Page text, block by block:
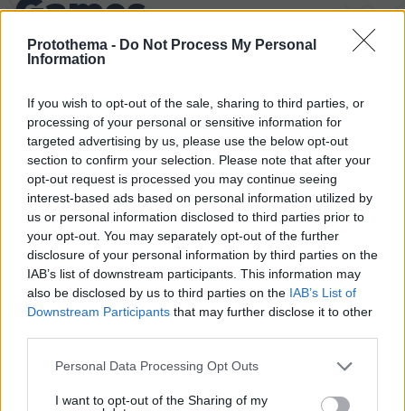
Protothema - Do Not Process My Personal
Information
If you wish to opt-out of the sale, sharing to third parties, or
processing of your personal or sensitive information for
targeted advertising by us, please use the below opt-out
section to confirm your selection. Please note that after your
opt-out request is processed you may continue seeing
interest-based ads based on personal information utilized by
us or personal information disclosed to third parties prior to
your opt-out. You may separately opt-out of the further
disclosure of your personal information by third parties on the
IAB’s list of downstream participants. This information may
also be disclosed by us to third parties on the IAB’s List of
Downstream Participants that may further disclose it to other
Please note that this website/app uses one or more Google
not limited to your visit or usage behaviour. You may click to
Personal Data Processing Opt Outs
I want to opt-out of the Sharing of my
Games
Cut The Rope Northern Heights Candy
ΔΕΙΤΕ ΟΛΑ ΤΑ GAMES
Best of Network